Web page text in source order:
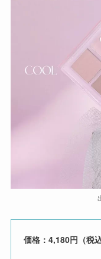
価格：4,180円（税込